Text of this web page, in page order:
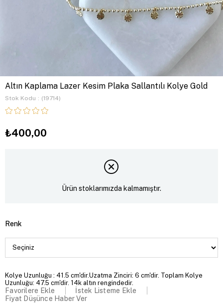
Altın Kaplama Lazer Kesim Plaka Sallantılı Kolye Gold
Stok Kodu (19714)
₺400,00
Ürün stoklarımızda kalmamıştır.
Renk
Kolye Uzunluğu : 41.5 cm'dir.Uzatma Zinciri: 6 cm'dir. Toplam Kolye
Uzunluğu: 47.5 cm'dir. 14k altın rengindedir.
Favorilere Ekle
İstek Listeme Ekle
Fiyat Düşünce Haber Ver